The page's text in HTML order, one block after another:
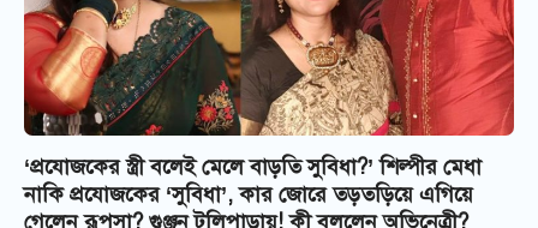
‘প্রযোজকের স্ত্রী বলেই মেলে বাড়তি সুবিধা?’ শিল্পীর মেধা
নাকি প্রযোজকের ‘সুবিধা’, কার জোরে তড়তড়িয়ে এগিয়ে
গেলেন রূপসা? গুঞ্জন টলিপাড়ায়! কী বললেন অভিনেত্রী?